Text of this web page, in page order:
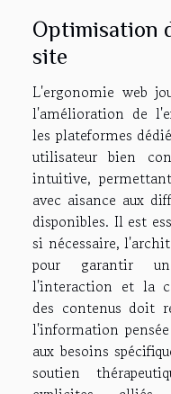
Optimisation
site
L'ergonomie web
l'amélioration de
les plateformes
utilisateur bien
intuitive,
avec aisance aux
disponibles. Il est
si nécessaire,
pour garantir
l'interaction et la
des contenus doit
l'information
aux besoins
soutien